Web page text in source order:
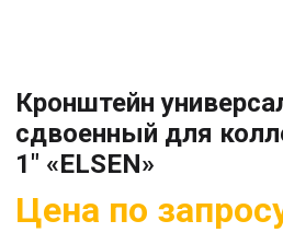
Кронштейн
сдвоенный для
1″ «ELSEN»
Цена по